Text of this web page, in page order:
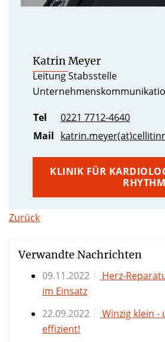
Katrin Meyer
Leitung Stabsstelle
Tel
0221 7712-4640
Mail
KLINIK FÜR
Zurück
Verwandte Nachrichten
09.11.2022
Herz-
im Einsatz
22.09.2022
Winzig klein -
effizient!